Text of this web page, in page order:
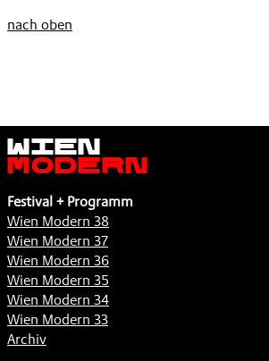
nach oben
Wien
Modern
Festival + Programm
Wien Modern 38
Wien Modern 37
Wien Modern 36
Wien Modern 35
Wien Modern 34
Wien Modern 33
Archiv